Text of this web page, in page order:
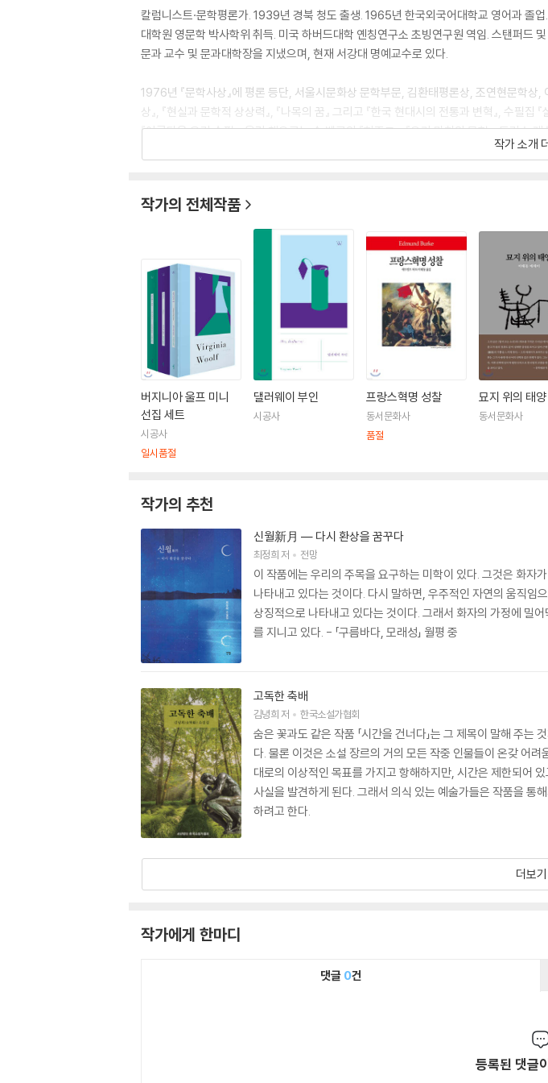
칼럼니스트·문학평론가. 1939년 경북 청도 출생. 1965년 한국외국어대학교 영어과 졸
대학원 영문학 박사학위 취득. 미국 하버드대학 옌칭연구소 초빙연구원 역임. 스탠퍼
문과 교수 및 문과대학장을 지냈으며, 현재 서강대 명예교수로 있다.
1976년 『문학사상』에 평론 등단, 서울시문화상 문학부문, 김환태평론상, 조연현문학상,
상』, 『현실과 문학적 상상력』, 『나목의 꿈』 그리고 『한국 현대시의 전통과 변혁』, 수필집
『아름다운 우리 수필』, 옮긴 책으로는 솔 벨로의 『허조그』, 『오기 마치의 모험』, 도리스
작가 소개
작가의 전체작품
버지니아 울프 미니
선집 세트
시공사
일시품절
댈러웨이 부인
시공사
프랑스혁명 성찰
동서문화사
품절
묘지 위의 태양
동서문화사
작가의 추천
신월新月 ― 다시 환상을 꿈꾸다
최정희저 전망
이 작품에는 우리의 주목을 요구하는 미학이 있다. 그것은 화자
나타내고 있다는 것이다. 다시 말하면, 우주적인 자연의 움직임
상징적으로 나타내고 있다는 것이다. 그래서 화자의 가정에 밀
를 지니고 있다. - 「구름바다, 모래성」 월평 중
고독한 축배
김녕희저 한국소설가협회
숨은 꽃과도 같은 작품 「시간을 건너다」는 그 제목이 말해 주
다. 물론 이것은 소설 장르의 거의 모든 작중 인물들이 온갖 어
대로의 이상적인 목표를 가지고 항해하지만, 시간은 제한되어
사실을 발견하게 된다. 그래서 의식 있는 예술가들은 작품을 통
하려고 한다.
더보기
작가에게 한마디
댓글 0건
등록된 댓글